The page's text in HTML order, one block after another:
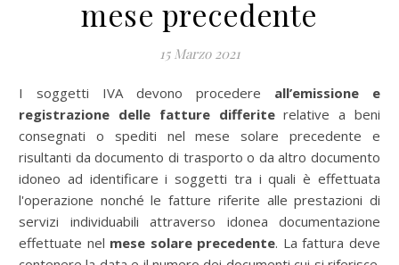
mese precedente
15 Marzo 2021
I soggetti IVA devono procedere all’emissione e
registrazione delle fatture differiterelative a beni
consegnati o spediti nel mese solare precedente e
risultanti da documento di trasporto o da altro documento
idoneo ad identificare i soggetti tra i quali è effettuata
l'operazione nonché le fatture riferite alle prestazioni di
servizi individuabili attraverso idonea documentazione
effettuate nel mese solare precedente. La fattura deve